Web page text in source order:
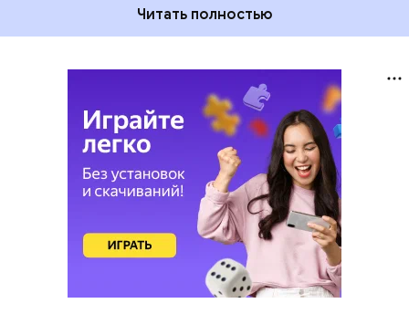
Читать полностью